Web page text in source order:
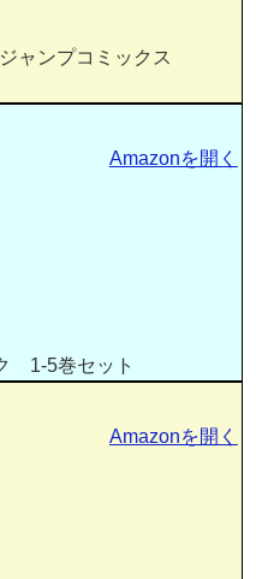
ャンプコミックス
1-5巻セット
Amazonを開く
Amazonを開く